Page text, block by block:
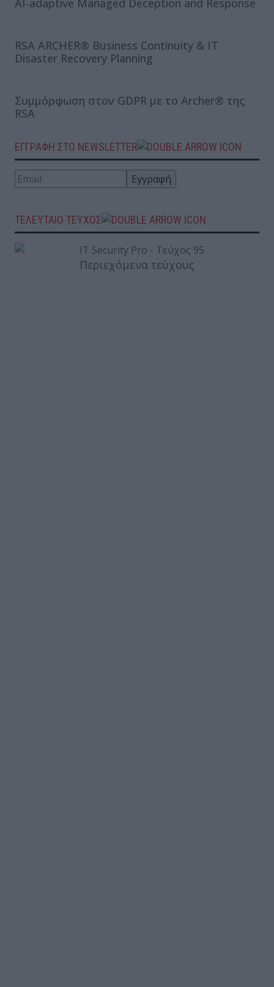
RSA ARCHER® Business Continuity & IΤ
Disaster Recovery Planning
Συμμόρφωση στον GDPR με το Αrcher® της
RSA
ΕΓΓΡΑΦΗ ΣΤΟ NEWSLETTER
ΤΕΛΕΥΤΑΙΟ ΤΕΥΧΟΣ
Περιεχόμενα τεύχους